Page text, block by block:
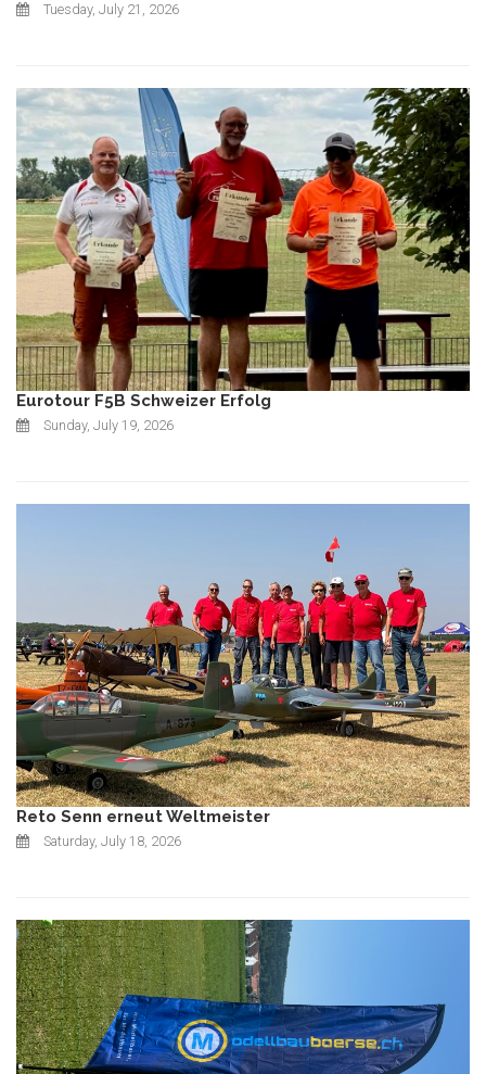
Tuesday, July 21, 2026
Eurotour F5B Schweizer Erfolg
Sunday, July 19, 2026
Reto Senn erneut Weltmeister
Saturday, July 18, 2026